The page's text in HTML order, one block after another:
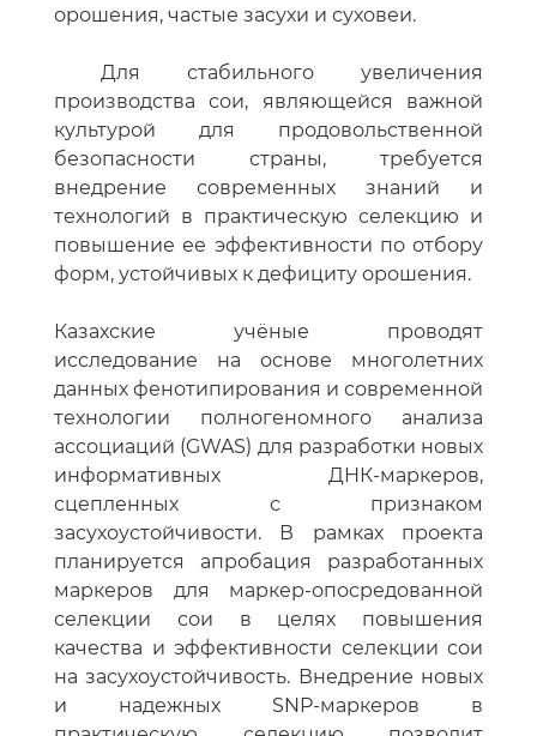
орошения, частые засухи и суховеи.
Для стабильного увеличения
производства сои, являющейся важной
культурой для продовольственной
безопасности страны, требуется
внедрение современных знаний и
технологий в практическую селекцию и
повышение ее эффективности по отбору
форм, устойчивых к дефициту орошения.
Казахские учёные проводят
исследование на основе многолетних
данных фенотипирования и современной
технологии полногеномного анализа
ассоциаций (GWAS) для разработки новых
информативных ДНК-маркеров,
сцепленных с признаком
засухоустойчивости. В рамках проекта
планируется апробация разработанных
маркеров для маркер-опосредованной
селекции сои в целях повышения
качества и эффективности селекции сои
на засухоустойчивость. Внедрение новых
и надежных SNP-маркеров в